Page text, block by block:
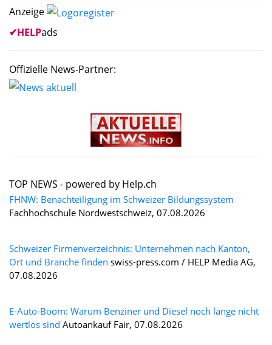
Anzeige
✔HELPads
Offizielle News-Partner:
TOP NEWS - powered by Help.ch
FHNW: Benachteiligung im Schweizer Bildungssystem
Fachhochschule Nordwestschweiz, 07.08.2026
Schweizer Firmenverzeichnis: Unternehmen nach Kanton,
Ort und Branche finden swiss-press.com / HELP Media AG,
07.08.2026
E-Auto-Boom: Warum Benziner und Diesel noch lange nicht
wertlos sind Autoankauf Fair, 07.08.2026